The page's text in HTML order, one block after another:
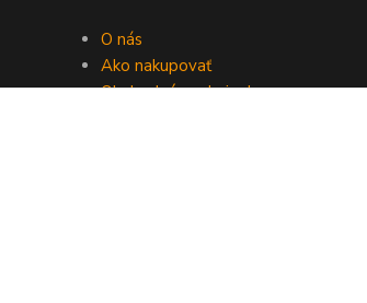
O nás
Ako nakupovať
Obchodné podmienky